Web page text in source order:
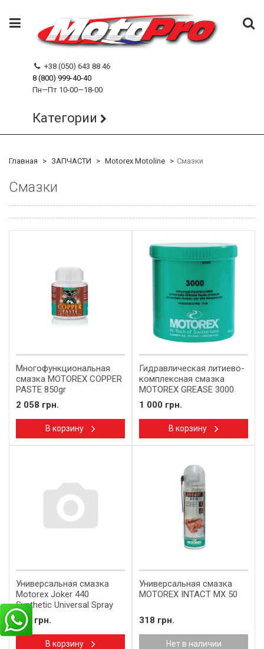
+38 (050) 643 88 46
8 (800) 999-40-40
Пн—Пт 10-00—18-00
Категории
Главная ЗАПЧАСТИ Motorex Motoline Смазки
Смазки
Многофункциональная
смазка MOTOREX COPPER
PASTE 850gr
2 058 грн.
В корзину
Гидравлическая литиево-
комплексная смазка
MOTOREX GREASE 3000
850gr
1 000 грн.
В корзину
Универсальная смазка
Motorex Joker 440
Synthetic Universal Spray
500ml
500 грн.
В корзину
Универсальная смазка
MOTOREX INTACT MX 50
318 грн.
Нет в наличии